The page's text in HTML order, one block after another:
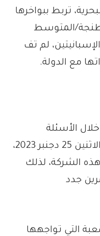
تربط ببواخرها
المتوسط
لم تف
مع الدولة.
الأسئلة
الشفوية بمجلس النواب، الاثنين 25 دجنبر 2023،
الشركة، لذلك
جدد
التي تواجهها